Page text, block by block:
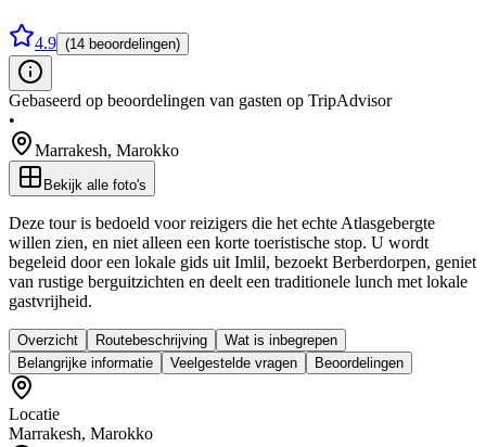
4.9 (14 beoordelingen)
Gebaseerd op beoordelingen van gasten op TripAdvisor
•
Marrakesh, Marokko
Bekijk alle foto's
Deze tour is bedoeld voor reizigers die het echte Atlasgebergte
willen zien, en niet alleen een korte toeristische stop. U wordt
begeleid door een lokale gids uit Imlil, bezoekt Berberdorpen, geniet
van rustige berguitzichten en deelt een traditionele lunch met lokale
gastvrijheid.
Overzicht Routebeschrijving
Wat is inbegrepen
Belangrijke informatie
Veelgestelde vragen Beoordelingen
Locatie
Marrakesh, Marokko